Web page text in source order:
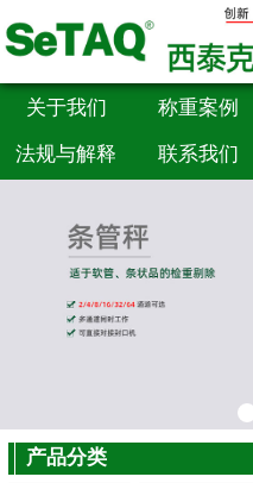
关于我们 称重案例
法规与解释 联系我们
产品分类